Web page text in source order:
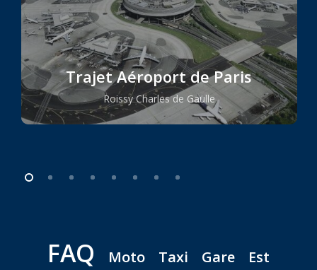
Trajet Aéroport de Paris
Roissy Charles de Gaulle
FAQ Moto Taxi Gare Est